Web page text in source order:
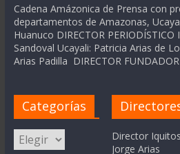
Cadena Amázonica de Prensa con
departamentos de Amazonas,
Huanuco DIRECTOR PERIODÍSTICO
Sandoval Ucayali: Patricia Arias de
Arias Padilla DIRECTOR
Categorías
Categorías
Director
Jorge Arias